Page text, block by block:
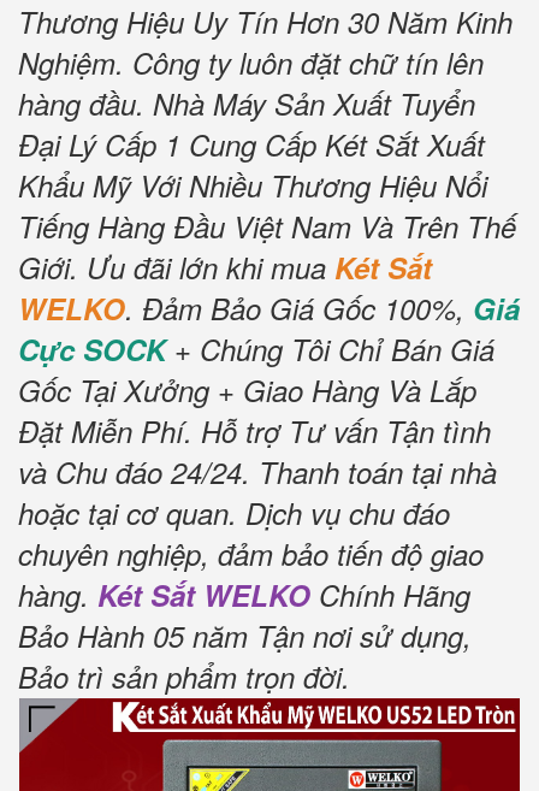
Thương Hiệu Uy Tín Hơn 30 Năm Kinh
Nghiệm. Công ty luôn đặt chữ tín lên
hàng đầu. Nhà Máy Sản Xuất Tuyển
Đại Lý Cấp 1 Cung Cấp Két Sắt Xuất
Khẩu Mỹ Với Nhiều Thương Hiệu Nổi
Tiếng Hàng Đầu Việt Nam Và Trên Thế
Giới. Ưu đãi lớn khi mua Két Sắt
WELKO. Đảm Bảo Giá Gốc 100%, Giá
Cực SOCK+ Chúng Tôi Chỉ Bán Giá
Gốc Tại Xưởng + Giao Hàng Và Lắp
Đặt Miễn Phí. Hỗ trợ Tư vấn Tận tình
và Chu đáo 24/24. Thanh toán tại nhà
hoặc tại cơ quan. Dịch vụ chu đáo
chuyên nghiệp, đảm bảo tiến độ giao
hàng. Két Sắt WELKO Chính Hãng
Bảo Hành 05 năm Tận nơi sử dụng,
Bảo trì sản phẩm trọn đời.